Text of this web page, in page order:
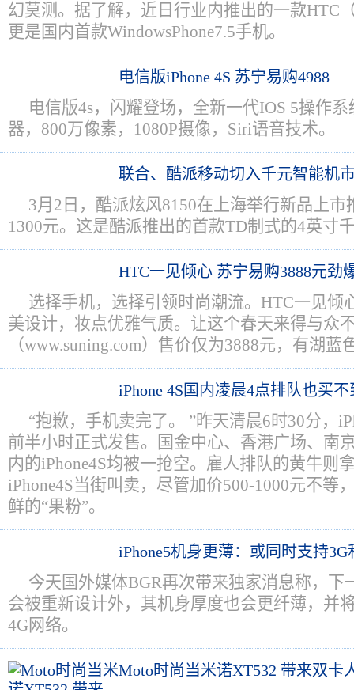
幻莫测。据了解，近日行业内推出的一款HTC
更是国内首款WindowsPhone7.5手机。
电信版iPhone 4S 苏宁易购4988
电信版4s，闪耀登场，全新一代IOS 5操作
器，800万像素，1080P摄像，Siri语音技术。
联合、酷派移动切入千元智能机
3月2日，酷派炫风8150在上海举行新品上
1300元。这是酷派推出的首款TD制式的4英寸
HTC一见倾心 苏宁易购3888元劲
选择手机，选择引领时尚潮流。HTC一见倾
美设计，妆点优雅气质。让这个春天来得与众
（www.suning.com）售价仅为3888元，有湖
iPhone 4S国内凌晨4点排队也买
“抱歉，手机卖完了。 ”昨天清晨6时30分，
前半小时正式发售。国金中心、香港广场、南
内的iPhone4S均被一抢空。雇人排队的黄牛则
iPhone4S当街叫卖，尽管加价500-1000元不等
鲜的“果粉”。
iPhone5机身更薄：或同时支持3G
今天国外媒体BGR再次带来独家消息称，下
会被重新设计外，其机身厚度也会更纤薄，并
4G网络。
Moto时尚当米诺XT532 带来双卡